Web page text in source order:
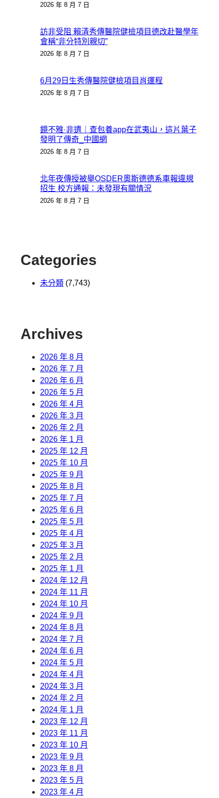
2026 年 8 月 7 日
訪非受阻 賴清秀傳醫院健檢項目德改赴醫學年
會稱“非分特別親切”
2026 年 8 月 7 日
6月29日生秀傳醫院健檢項目肖運程
2026 年 8 月 7 日
鏡不雅·非遺｜查包養app在武夷山，這片葉子
發明了傳奇_中國網
2026 年 8 月 7 日
北年夜傳授被舉OSDER奧斯德德系車報違規
招生 校方通報：未發現有關情況
2026 年 8 月 7 日
Categories
未分類 (7,743)
Archives
2026 年 8 月
2026 年 7 月
2026 年 6 月
2026 年 5 月
2026 年 4 月
2026 年 3 月
2026 年 2 月
2026 年 1 月
2025 年 12 月
2025 年 10 月
2025 年 9 月
2025 年 8 月
2025 年 7 月
2025 年 6 月
2025 年 5 月
2025 年 4 月
2025 年 3 月
2025 年 2 月
2025 年 1 月
2024 年 12 月
2024 年 11 月
2024 年 10 月
2024 年 9 月
2024 年 8 月
2024 年 7 月
2024 年 6 月
2024 年 5 月
2024 年 4 月
2024 年 3 月
2024 年 2 月
2024 年 1 月
2023 年 12 月
2023 年 11 月
2023 年 10 月
2023 年 9 月
2023 年 8 月
2023 年 5 月
2023 年 4 月